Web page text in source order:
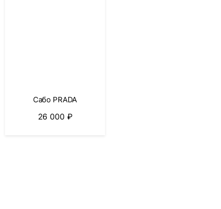
Сабо PRADA
26 000 ₽